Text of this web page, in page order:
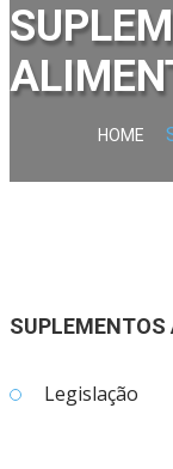
HOME
SUPLEMENTOS
Legislação